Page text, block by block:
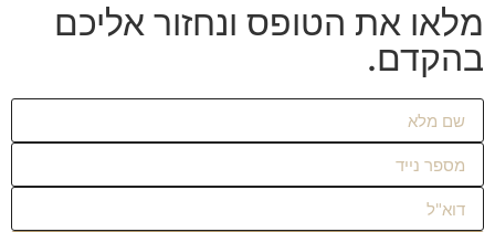
מלאו את הטופס ונחזור אליכם
בהקדם.